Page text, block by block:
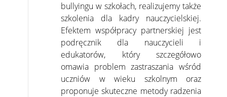
bullyingu w szkołach, realizujemy także
szkolenia dla kadry nauczycielskiej.
Efektem współpracy partnerskiej jest
podręcznik dla nauczycieli i
edukatorów, który szczegółowo
omawia problem zastraszania wśród
uczniów w wieku szkolnym oraz
proponuje skuteczne metody radzenia